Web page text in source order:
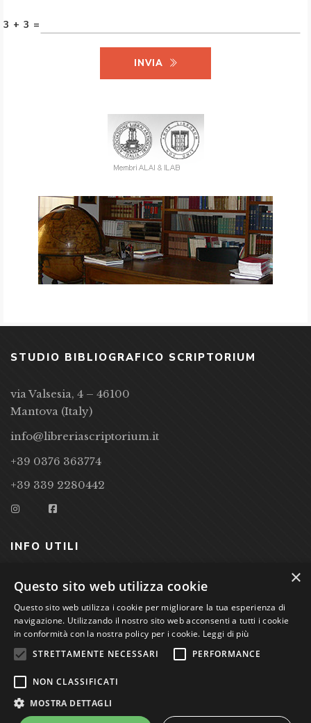
3 + 3 =
INVIA
STUDIO BIBLIOGRAFICO SCRIPTORIUM
via Valsesia, 4 – 46100
Mantova (Italy)
info@libreriascriptorium.it
+39 0376 363774
+39 339 2280442
INFO UTILI
CONDIZIONI DI VENDITA
PRIVACY POLICY
COOKIE POLICY
Studio Bibliografico Scriptorium Dott.ssa Sara Bassi VAT
nr. 01744000207
×
Questo sito web utilizza cookie
Questo sito web utilizza i cookie per migliorare la tua esperienza di
navigazione. Utilizzando il nostro sito web acconsenti a tutti i cookie
in conformità con la nostra policy per i cookie. Leggi di più
STRETTAMENTE NECESSARI
PERFORMANCE
NON CLASSIFICATI
MOSTRA DETTAGLI